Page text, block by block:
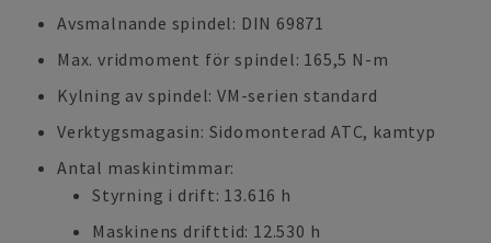
Avsmalnande spindel: DIN 69871
Max. vridmoment för spindel: 165,5 N-m
Kylning av spindel: VM-serien standard
Verktygsmagasin: Sidomonterad ATC, kamtyp
Antal maskintimmar:
Styrning i drift: 13.616 h
Maskinens drifttid: 12.530 h